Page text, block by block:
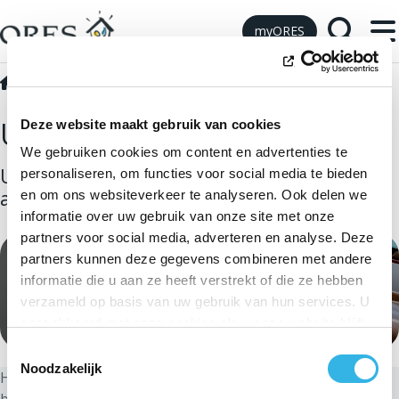
Deze website maakt gebruik van cookies
We gebruiken cookies om content en advertenties te
personaliseren, om functies voor social media te bieden
en om ons websiteverkeer te analyseren. Ook delen we
informatie over uw gebruik van onze site met onze
partners voor social media, adverteren en analyse. Deze
partners kunnen deze gegevens combineren met andere
informatie die u aan ze heeft verstrekt of die ze hebben
verzameld op basis van uw gebruik van hun services. U
Noodzakelijk
Skip to Content
myORES
Uw dossier opvolgen
U hebt een aansluiting of werken
aangevraagd: hoe staat het met uw dossier?
Houd het volgende bij de hand uw dossiernummer
dat